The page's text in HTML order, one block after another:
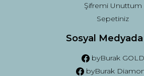
Şifremi Unuttum
Sepetiniz
Sosyal
byBurak GOLD
byBurak